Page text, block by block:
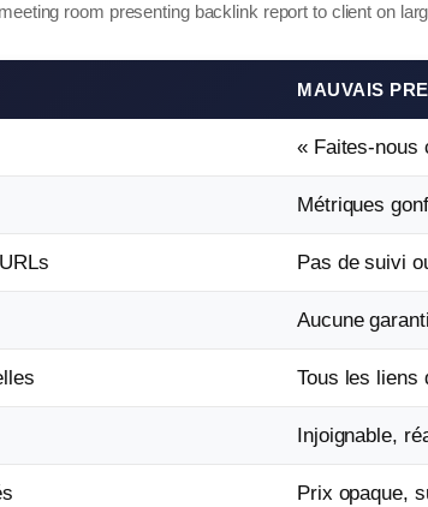
room presenting backlink report to client on
MAUVAIS
« Faites-nous
Métriques
Pas de suivi
Aucune
Tous les liens
Injoignable,
Prix opaque,